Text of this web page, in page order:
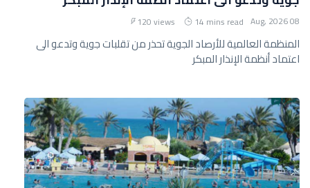
08 Aug, 2026
14 mins read
120 views
المنظمة العالمية للأرصاد الجوية تحذر من تقلبات جوية وتدعو الى
اعتماد أنظمة الإنذار المبكر